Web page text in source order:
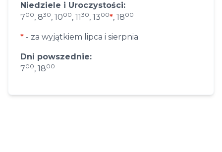
Niedziele i Uroczystości:
700, 830, 1000, 1130, 1300*, 1800
* - za wyjątkiem lipca i sierpnia
Dni powszednie:
700, 1800